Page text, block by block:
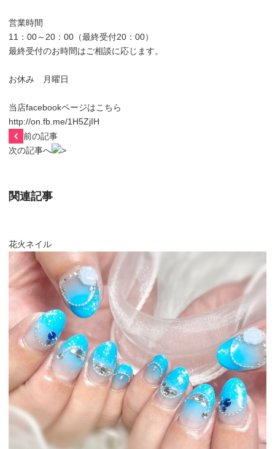
営業時間
11：00～20：00（最終受付20：00）
最終受付のお時間はご相談に応じます。
お休み 月曜日
当店facebookページはこちら
http://on.fb.me/1H5ZjIH
前の記事
次の記事へ
関連記事
花火ネイル